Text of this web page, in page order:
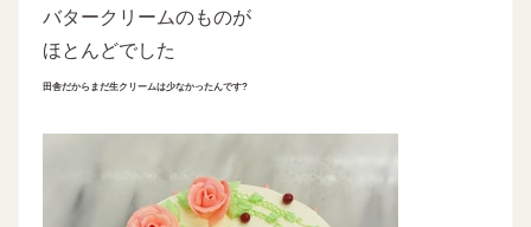
バタークリームのものが
ほとんどでした
田舎だからまだ生クリームは少なかったんです?